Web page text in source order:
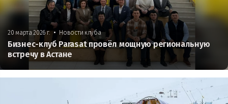
20 марта 2026 г. • Новости клуба
Бизнес-клуб Parasat провёл мощную региональную
встречу в Астане